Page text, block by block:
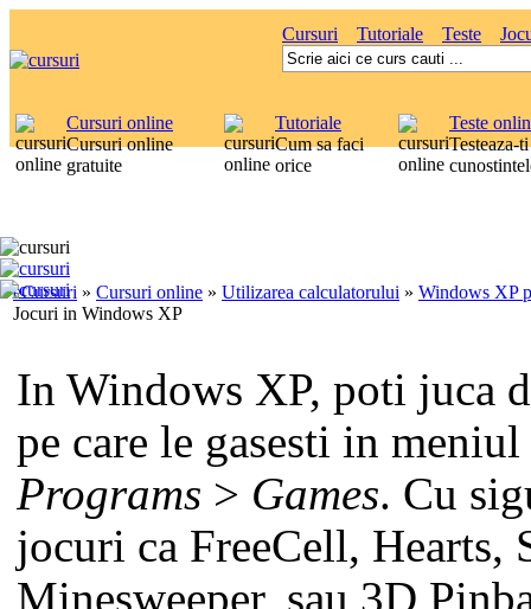
Cursuri Tutoriale Teste
Cursuri online
Cursuri online
gratuite
Tutoriale
Cum sa faci
orice
Teste
Testeaza-ti
eCursuri » Cursuri online » Utilizarea calculatorului » Windows XP
Jocuri in Windows XP
In Windows XP, poti juca
pe care le gasesti in
Programs > Games. Cu
jocuri ca FreeCell, Hearts,
Minesweeper, sau 3D